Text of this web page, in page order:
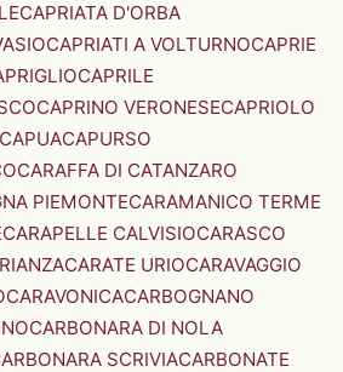
CAPRIATA D'ORBA
CAPRIATI A VOLTURNOCAPRIE
CAPRILE
CAPRINO VERONESECAPRIOLO
CAPUACAPURSO
CARAFFA DI CATANZARO
PIEMONTECARAMANICO TERME
CARAPELLE CALVISIOCARASCO
CARATE URIOCARAVAGGIO
CARAVONICACARBOGNANO
CARBONARA DI NOLA
SCRIVIACARBONATE